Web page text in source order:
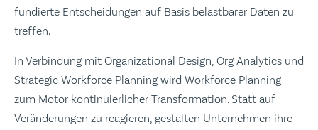
fundierte Entscheidungen auf Basis belastbarer Daten zu
treffen.
In Verbindung mit Organizational Design, Org Analytics und
Strategic Workforce Planning wird Workforce Planning
zum Motor kontinuierlicher Transformation. Statt auf
Veränderungen zu reagieren, gestalten Unternehmen ihre